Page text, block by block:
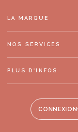
CONNEXION
LA MARQUE
NOS SERVICES
PLUS D'INFOS